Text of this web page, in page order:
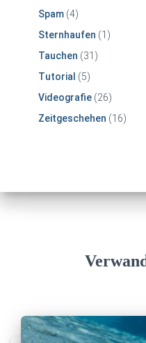
Spam (4)
Sternhaufen (1)
Tauchen (31)
Tutorial (5)
Videografie (26)
Zeitgeschehen (16)